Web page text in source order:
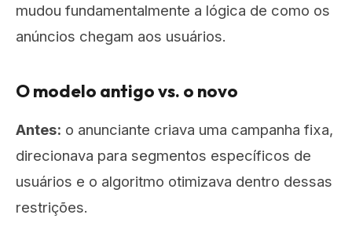
mudou fundamentalmente a lógica de como os
anúncios chegam aos usuários.
O modelo antigo vs. o novo
Antes: o anunciante criava uma campanha fixa,
direcionava para segmentos específicos de
usuários e o algoritmo otimizava dentro dessas
restrições.